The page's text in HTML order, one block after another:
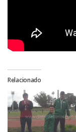
Relacionado